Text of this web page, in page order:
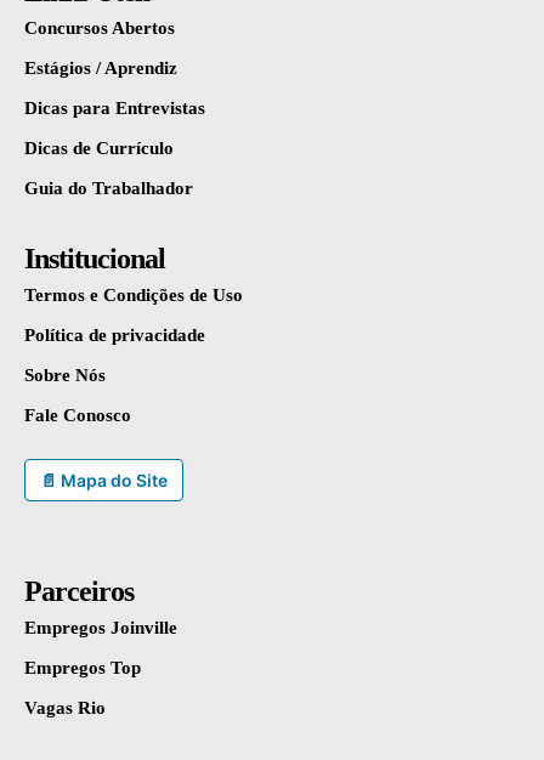
Concursos Abertos
Estágios / Aprendiz
Dicas para Entrevistas
Dicas de Currículo
Guia do Trabalhador
Institucional
Termos e Condições de Uso
Política de privacidade
Sobre Nós
Fale Conosco
📄 Mapa do Site
Parceiros
Empregos Joinville
Empregos Top
Vagas Rio